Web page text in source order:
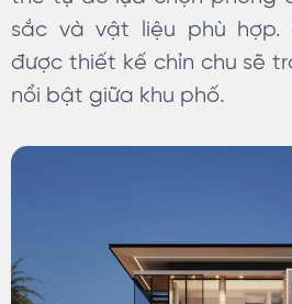
sắc và vật liệu phù
được thiết kế chỉn chu sẽ
nổi bật giữa khu phố.